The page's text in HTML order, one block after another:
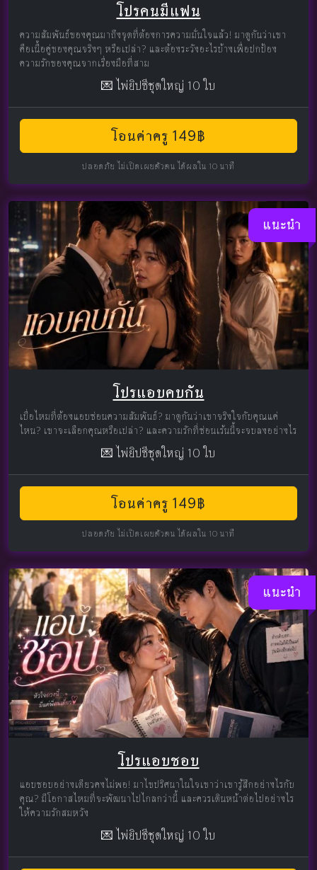
โปรคนมีแฟน
ความสัมพันธ์ของคุณมาถึงจุดที่ต้องการความมั่นใจแล้ว! มาดูกันว่าเขา
คือเนื้อคู่ของคุณจริงๆ หรือเปล่า? และต้องระวังอะไรบ้างเพื่อปกป้อง
ความรักของคุณจากเรื่องมือที่สาม
💌 ไพ่ยิปซีชุดใหญ่ 10 ใบ
โอนค่าครู 149฿
ปลอดภัย ไม่เปิดเผยตัวตน ได้ผลใน 10 นาที
แนะนำ
โปรแอบคบกัน
เบื่อไหมที่ต้องแอบซ่อนความสัมพันธ์? มาดูกันว่าเขาจริงใจกับคุณแค่
ไหน? เขาจะเลือกคุณหรือเปล่า? และความรักที่ซ่อนเร้นนี้จะจบลงอย่างไร
💌 ไพ่ยิปซีชุดใหญ่ 10 ใบ
โอนค่าครู 149฿
ปลอดภัย ไม่เปิดเผยตัวตน ได้ผลใน 10 นาที
แนะนำ
โปรแอบชอบ
แอบชอบอย่างเดียวคงไม่พอ! มาไขปริศนาในใจเขาว่าเขารู้สึกอย่างไรกับ
คุณ? มีโอกาสไหมที่จะพัฒนาไปไกลกว่านี้ และควรเดินหน้าต่อไปอย่างไร
ให้ความรักสมหวัง
💌 ไพ่ยิปซีชุดใหญ่ 10 ใบ